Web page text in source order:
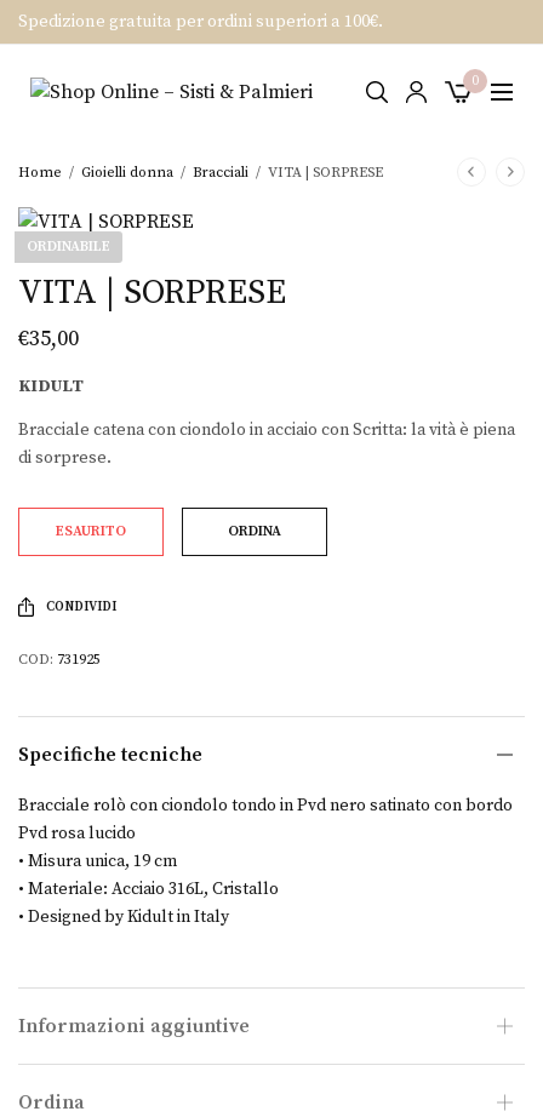
Spedizione gratuita per ordini superiori a 100€.
0
Home / Gioielli donna / Bracciali / VITA | SORPRESE
ORDINABILE
VITA | SORPRESE
€35,00
KIDULT
Bracciale catena con ciondolo in acciaio con Scritta: la vità è piena
di sorprese.
ESAURITO ORDINA
CONDIVIDI
COD: 731925
Specifiche tecniche
Bracciale rolò con ciondolo tondo in Pvd nero satinato con bordo
Pvd rosa lucido
• Misura unica, 19 cm
• Materiale: Acciaio 316L, Cristallo
• Designed by Kidult in Italy
Informazioni aggiuntive
Ordina